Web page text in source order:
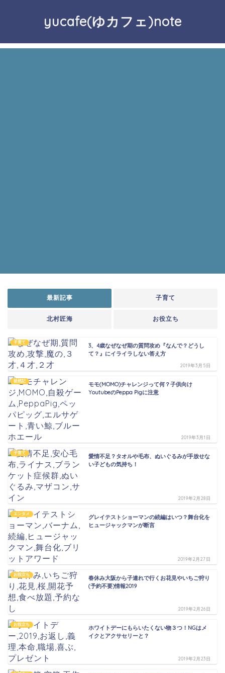
yucafe(ゆカフェ)note
最新記事 子育て
北村匠海 お役立ち
子育て
3、4歳なぜなぜ期の質問攻め『なんで？どうし
て？』にイライラしない答え方
2019年3月5日
徒然記
モモ(MOMO)チャレンジって何？子供向け
YoutubeのPeppa Pigに注意
2019年3月1日
子育て
愛情不足？タオルや毛布、ぬいぐるみが手放せな
い子どもの気持ち！
2019年2月28日
エンタメ
グレイテストショーマンの続編はいつ？舞台化を
ヒュージャックマンが断言
2019年2月27日
お役立ち
春休み大阪から子連れで行くお花見やいちご狩り
(予約不要)情報2019
2019年2月26日
お役立ち
ホワイトデーにもらいたくない物３つ！NGはメ
イクとアクサセリーと？
2019年2月23日